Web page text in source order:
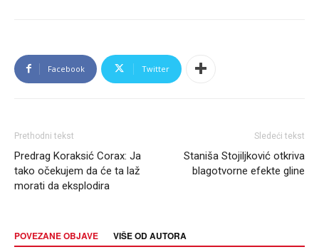
Facebook Twitter
Prethodni tekst
Predrag Koraksić Corax: Ja
tako očekujem da će ta laž
morati da eksplodira
Sledeći tekst
Staniša Stojiljković otkriva
blagotvorne efekte gline
POVEZANE OBJAVE VIŠE OD AUTORA